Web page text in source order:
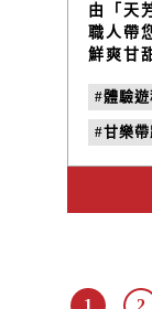
由「天
職人帶
鮮爽甘
驗，一
#體驗遊
#甘樂
#天芳
1 2